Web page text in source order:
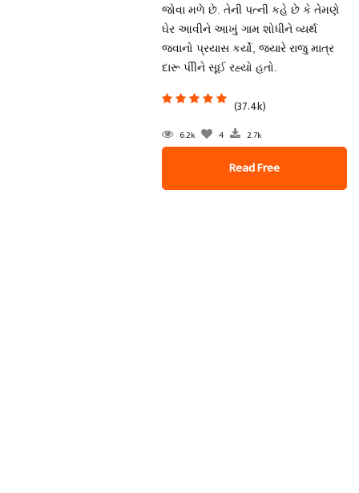
જોવા મળે છે. તેની પત્ની કહે છે કે તેમણે
ઘેર આવીને આખું ગામ શોધીને વ્યર્થ
જવાનો પ્રયાસ કર્યો, જ્યારે રાજુ માત્ર
દારૂ પીીને સૂઈ રહ્યો હતો.
(37.4k)
6.2k 4 2.7k
Read Free